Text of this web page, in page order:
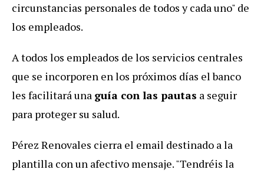
circunstancias personales de todos y cada uno" de
los empleados.
A todos los empleados de los servicios centrales
que se incorporen en los próximos días el banco
les facilitará una guía con las pautas a seguir
para proteger su salud.
Pérez Renovales cierra el email destinado a la
plantilla con un afectivo mensaje. "Tendréis la